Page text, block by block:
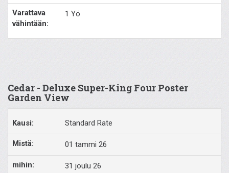
1 Yö
Cedar - Deluxe Super-King Four Poster
Garden View
Standard Rate
01 tammi 26
31 joulu 26